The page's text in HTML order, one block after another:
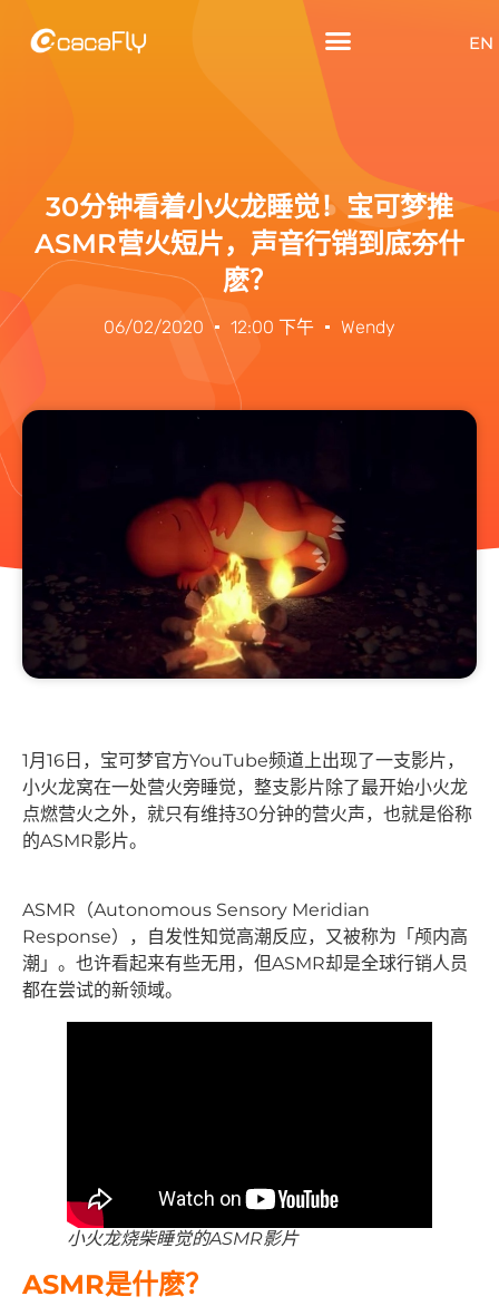
EN
30分钟看着小火龙睡觉！宝可梦推
ASMR营火短片，声音行销到底夯什
麽？
06/02/2020 12:00 下午 Wendy
1月16日，宝可梦官方YouTube频道上出现了一支影片，
小火龙窝在一处营火旁睡觉，整支影片除了最开始小火龙
点燃营火之外，就只有维持30分钟的营火声，也就是俗称
的ASMR影片。
ASMR（Autonomous Sensory Meridian
Response），自发性知觉高潮反应，又被称为「颅内高
潮」。也许看起来有些无用，但ASMR却是全球行销人员
都在尝试的新领域。
小火龙烧柴睡觉的ASMR影片
ASMR是什麽？